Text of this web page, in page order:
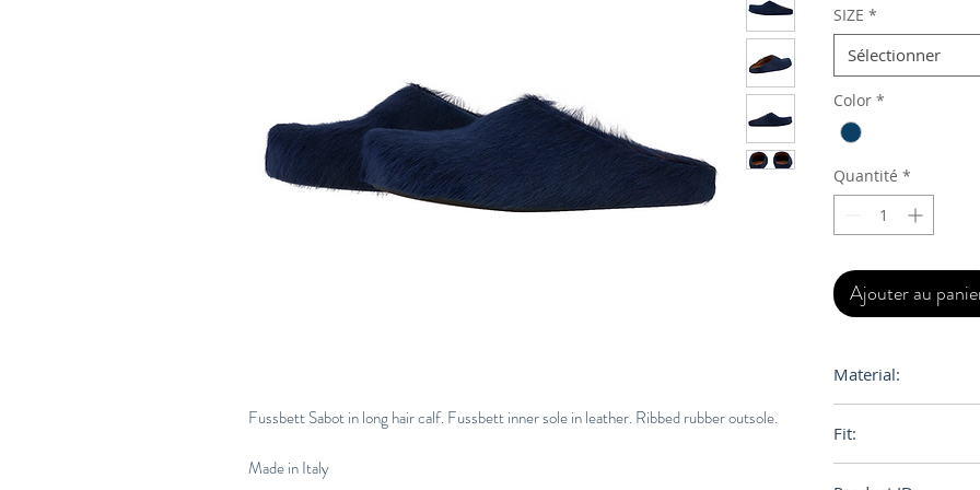
Fussbett Sabot in long hair calf. Fussbett inner sole in leather. Ribbed rubber outsole.
Made in Italy
SIZE *
Sélectionner
Color *
Quantité *
Ajouter au
Material:
Sole: 100% Rubber
Fit: